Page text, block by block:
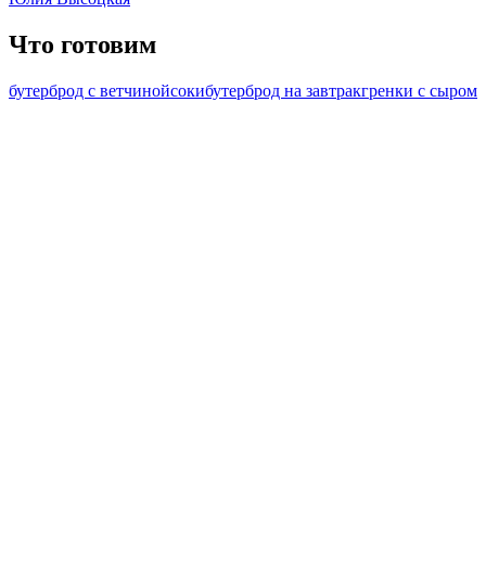
Что готовим
бутерброд с ветчинойсокибутерброд на завтракгренки с сыром